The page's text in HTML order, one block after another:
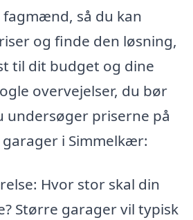
så du kan
og finde den løsning,
til dit budget og dine
overvejelser, du bør
undersøger priserne på
i Simmelkær:
Hvor stor skal din
Større garager vil typisk